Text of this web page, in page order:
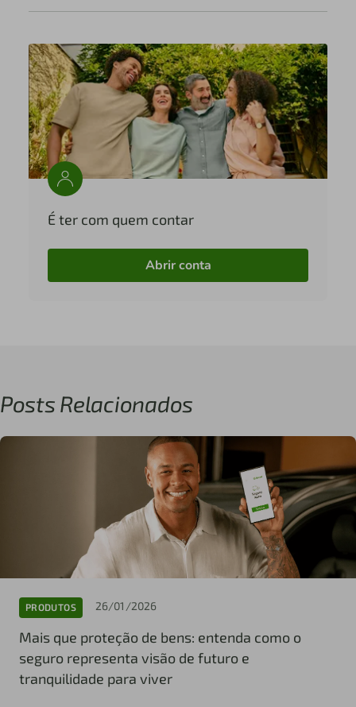
É ter com quem contar
Abrir conta
Posts Relacionados
PRODUTOS 26/01/2026
Mais que proteção de bens: entenda como o
seguro representa visão de futuro e
tranquilidade para viver